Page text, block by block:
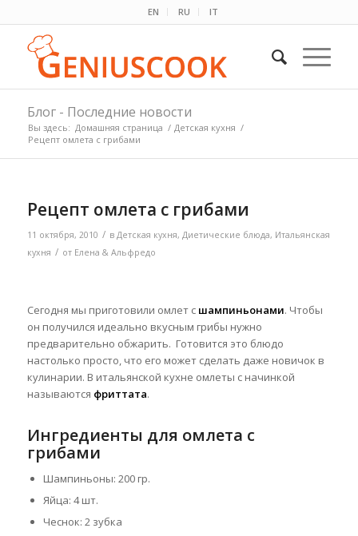
EN RU IT
Блог - Последние новости
Вы здесь: Домашняя страница / Детская кухня /
Рецепт омлета с грибами
Рецепт омлета с грибами
11 октября, 2010 / в Детская кухня, Диетические блюда, Итальянская
кухня / от Елена & Альфредо
Сегодня мы приготовили омлет с шампиньонами. Чтобы
он получился идеально вкусным грибы нужно
предварительно обжарить. Готовится это блюдо
настолько просто, что его может сделать даже новичок в
кулинарии. В итальянской кухне омлеты с начинкой
называются фриттата.
Ингредиенты для омлета с
грибами
Шампиньоны: 200 гр.
Яйца: 4 шт.
Чеснок: 2 зубка